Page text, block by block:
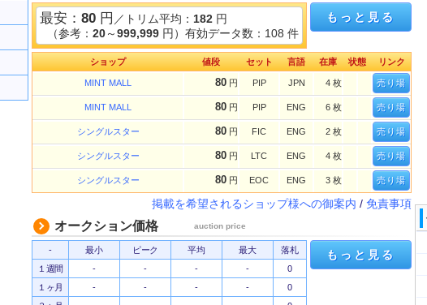
最安： 80 円 ／トリム平均： 182 円
（参考： 20～999,999 円）有効データ数：108 件
もっと見る
ショップ 値段 セット 言語 在庫 状態 リンク
MINT MALL 80 円 PIP JPN 4 枚 売り場
MINT MALL 80 円 PIP ENG 6 枚 売り場
シングルスター 80 円 FIC ENG 2 枚 売り場
シングルスター 80 円 LTC ENG 4 枚 売り場
シングルスター 80 円 EOC ENG 3 枚 売り場
掲載を希望されるショップ様への御案内 / 免責事項
オークション価格 auction price
- 最小 ピーク 平均 最大
落札
１週間
- - - -
0
１ヶ月
- - - -
0
もっと見る